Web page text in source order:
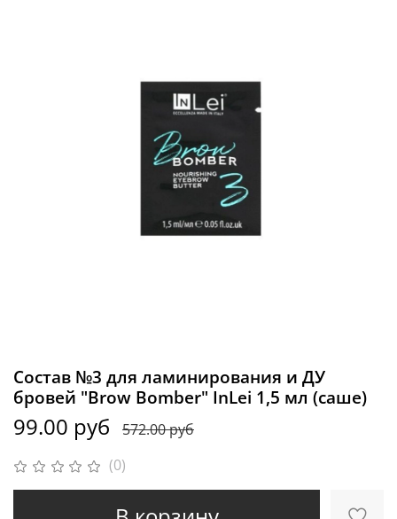
(0)
Состав №3 для ламинирования и ДУ
бровей "Brow Bomber" InLei 1,5 мл (саше)
99.00 руб 572.00 руб